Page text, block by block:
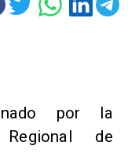
por la
Regional de